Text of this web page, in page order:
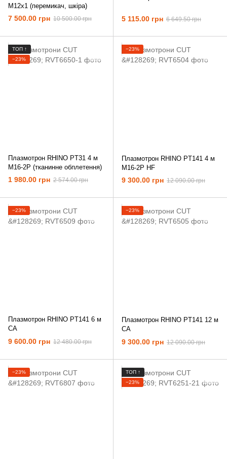
M12x1 (перемикач, шкіра)
7 500.00 грн 10 500.00 грн 5 115.00 грн 6 649.50 грн
ТОП ↑
−23%
Плазмотрон RHINO PT31 4 м
М16-2P (тканинне обплетення)
1 980.00 грн 2 574.00 грн
−23%
Плазмотрон RHINO PT141 4 м
M16-2P HF
9 300.00 грн 12 090.00 грн
−23%
Плазмотрон RHINO PT141 6 м
CA
9 600.00 грн 12 480.00 грн
−23%
Плазмотрон RHINO PT141 12 м
CA
9 300.00 грн 12 090.00 грн
−23%
ТОП ↑
−23%